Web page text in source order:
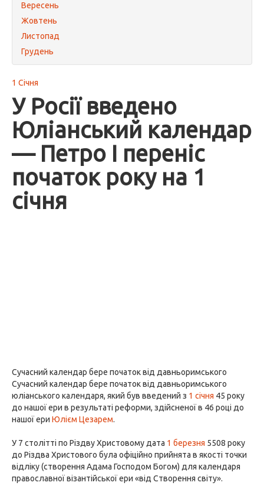
Вересень
Жовтень
Листопад
Грудень
1 Січня
У Росії введено
Юліанський календар
— Петро I переніс
початок року на 1
січня
Сучасний календар бере початок від давньоримського
Сучасний календар бере початок від давньоримського
юліанського календаря, який був введений з 1 січня 45 року
до нашої ери в результаті реформи, здійсненої в 46 році до
нашої ери Юлієм Цезарем.
У 7 столітті по Різдву Христовому дата 1 березня 5508 року
до Різдва Христового була офіційно прийнята в якості точки
відліку (створення Адама Господом Богом) для календаря
православної візантійської ери «від Створення світу».